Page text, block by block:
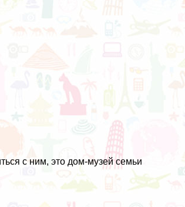
с ним, это дом-музей семьи